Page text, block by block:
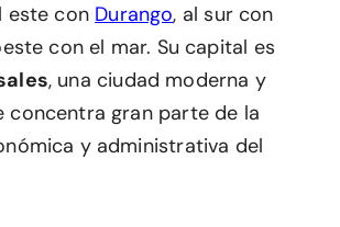
este con Durango, al sur con
con el mar. Su capital es
, una ciudad moderna y
concentra gran parte de la
y administrativa del